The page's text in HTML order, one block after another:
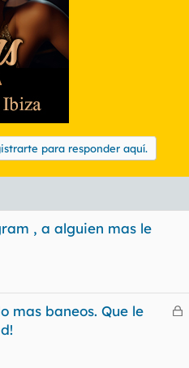
para responder aquí.
, a alguien mas le
C
mas baneos. Que le